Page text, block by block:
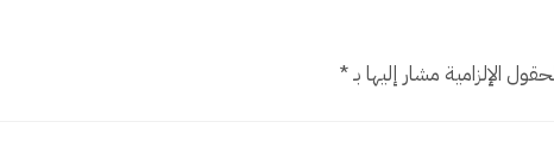
الإلزامية مشار إليها بـ*